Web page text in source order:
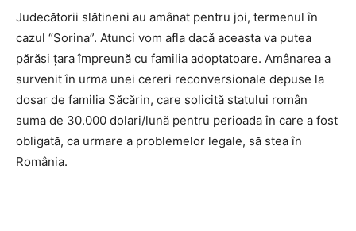
Judecătorii slătineni au amânat pentru joi, termenul în
cazul “Sorina”. Atunci vom afla dacă aceasta va putea
părăsi țara împreună cu familia adoptatoare. Amânarea a
survenit în urma unei cereri reconversionale depuse la
dosar de familia Săcărin, care solicită statului român
suma de 30.000 dolari/lună pentru perioada în care a fost
obligată, ca urmare a problemelor legale, să stea în
România.